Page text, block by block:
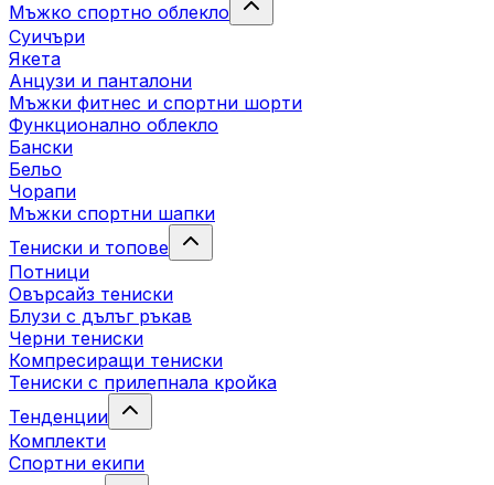
Мъжко спортно облекло
Суичъри
Якета
Aнцузи и панталони
Mъжки фитнес и спортни шорти
Функционално облекло
Бански
Бельо
Чорапи
Mъжки спортни шапки
Тениски и топове
Потници
Овърсайз тениски
Блузи с дълъг ръкав
Черни тениски
Компресиращи тениски
Тениски с прилепнала кройка
Тенденции
Комплекти
Спортни екипи